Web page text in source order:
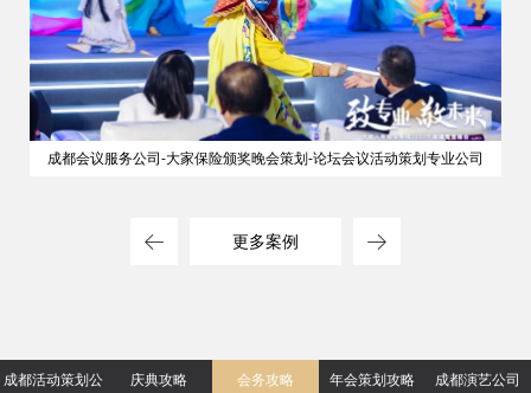
成都会议服务公司-大家保险颁奖晚会策划-论坛会议活动策划专业公司
更多案例
成都活动策划公 庆典攻略 会务攻略 年会策划攻略 成都演艺公司